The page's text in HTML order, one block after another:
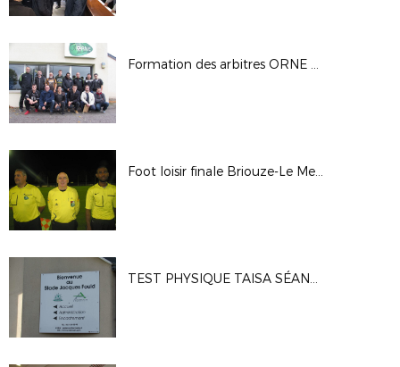
Formation des arbitres ORNE octobre 2017
Foot loisir finale Briouze-Le Merlerault - Vendredi 22 Septembre 2017- Challenge Jean-Claude Bigeon
TEST PHYSIQUE TAISA SÉANCE DE RATTRAPAGE LE 24 SEPTEMBRE 2017